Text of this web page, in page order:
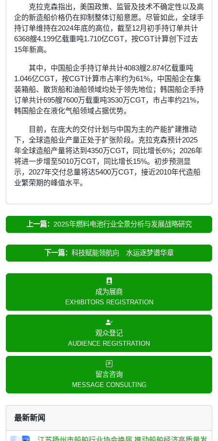
成为展商
EXHIBITORS REGISTRATION
观众登记
AUDIENCE REGISTRATION
留言咨询
MESSAGE CONSULTING
最新新闻
克拉克森指出，美国政策、监管及技术不确定性以及高
企的新造船价格仍在抑制整体订船意愿。尽管如此，全球手
持订单维持在2024年底的高位，截至12月初手持订单共计
6368艘4.199亿载重吨1.710亿CGT，按CGT计算创下过去
15年新高。
其中，中国船企手持订单共计4083艘2.874亿载重吨
1.046亿CGT，按CGT计算市占率约为61%，中国船企在集
装箱船、散货船和油船领域均处于领先地位；韩国船企手持
订单共计695艘7600万载重吨3530万CGT，市占率约21%，
韩国船企在液化气船领域占据优势。
目前，在庞大的交付计划与中国为主的产能扩建推动
下，全球造船业产量正处于扩张阶段。克拉克森预计2025
年全球造船产量将达到4350万CGT，同比增长6%；2026年
将进一步增至5010万CGT，同比增长15%。初步预测显
示，2027年交付总量将达5400万CGT，接近2010年代造船
业繁荣期的峰值水平。
上一篇： 2025年燃料电池行业全景分析与发展战略研究
下一篇： 科技赋能领航向 水运逐梦谱华章